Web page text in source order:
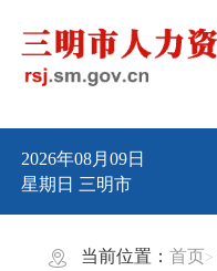
2026年08月09日
星期日 三明市
当前位置：首页